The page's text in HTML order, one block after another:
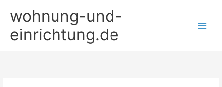
Inhaltwohnung-und-
einrichtung.de